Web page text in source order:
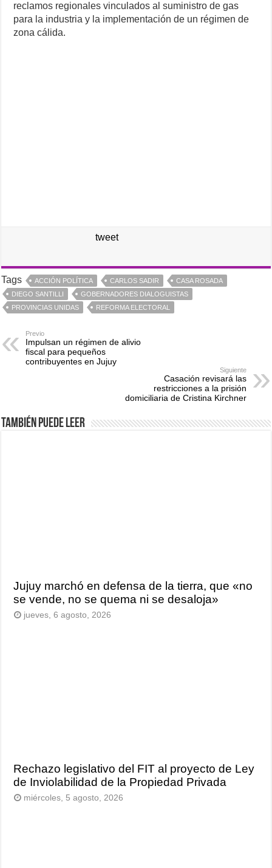
reclamos regionales vinculados al suministro de gas
para la industria y la implementación de un régimen de
zona cálida.
tweet
Tags ACCIÓN POLÍTICA CARLOS SADIR
CASA ROSADA
DIEGO SANTILLI
GOBERNADORES DIALOGUISTAS
PROVINCIAS UNIDAS
REFORMA ELECTORAL
Previo
Impulsan un régimen de alivio
fiscal para pequeños
contribuyentes en Jujuy
Siguiente
Casación revisará las
restricciones a la prisión
domiciliaria de Cristina Kirchner
También puede leer
Jujuy marchó en defensa de la tierra, que «no
se vende, no se quema ni se desaloja»
jueves, 6 agosto, 2026
Rechazo legislativo del FIT al proyecto de Ley
de Inviolabilidad de la Propiedad Privada
miércoles, 5 agosto, 2026